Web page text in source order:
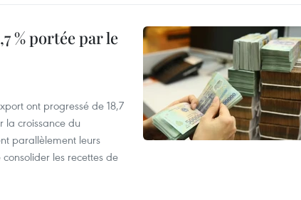
% portée par le
ont progressé de 18,7
la croissance du
parallèlement leurs
les recettes de